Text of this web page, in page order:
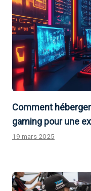
Comment
gaming pour une
19 mars 2025